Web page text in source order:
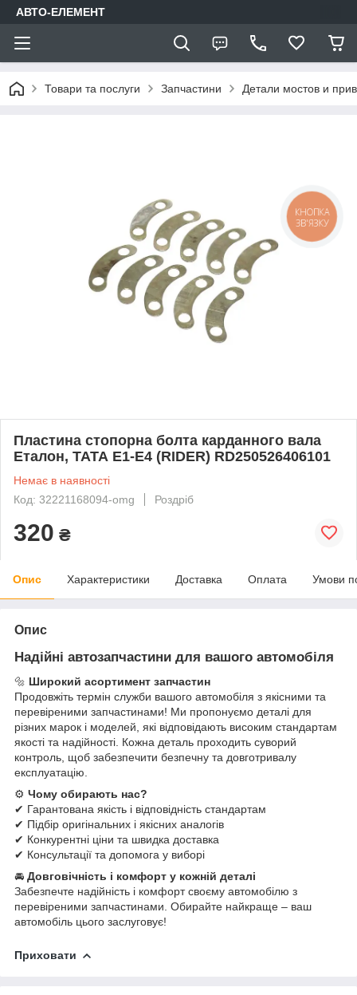
АВТО-ЕЛЕМЕНТ
Товари та послуги Запчастини Детали мостов и
Пластина стопорна болта карданного вала
Еталон, ТАТА Е1-Е4 (RIDER) RD250526406101
Немає в наявності
Код: 32221168094-omg
Роздріб
320 ₴
Опис Характеристики Доставка Оплата Умови
Опис
Надійні автозапчастини для вашого автомобіля
🔩 Широкий асортимент запчастин
Продовжіть термін служби вашого автомобіля з якісними та
перевіреними запчастинами! Ми пропонуємо деталі для
різних марок і моделей, які відповідають високим стандартам
якості та надійності. Кожна деталь проходить суворий
контроль, щоб забезпечити безпечну та довготривалу
експлуатацію.
⚙ Чому обирають нас?
✔ Гарантована якість і відповідність стандартам
✔ Підбір оригінальних і якісних аналогів
✔ Конкурентні ціни та швидка доставка
✔ Консультації та допомога у виборі
🚘 Довговічність і комфорт у кожній деталі
Забезпечте надійність і комфорт своєму автомобілю з
перевіреними запчастинами. Обирайте найкраще – ваш
автомобіль цього заслуговує!
Приховати
КНОПКА
ЗВ'ЯЗКУ